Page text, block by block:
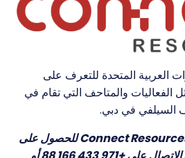
العربية المتحدة للتعرف على
الفعاليات والمتاحف التي تقام في
السيلفي في دبي.
هل ترغب في الاتصال بـ Connect Resources للحصول على